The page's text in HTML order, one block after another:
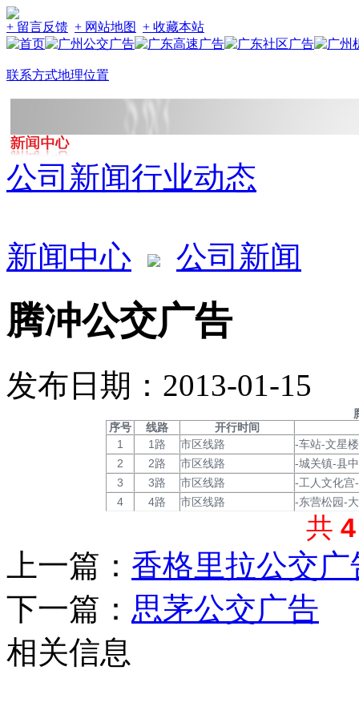
+ 留言反馈 + 网站地图 + 收藏本站
联系方式地理位置
公司新闻行业动态
新闻中心 公司新闻
腾冲公交广告
发布日期：2013-01-15
序号
线路
开行时间
1
1路 市区线路
-车站-文星
2
2路 市区线路
-城关镇-县
3
3路 市区线路
-工人文化宫
4
4路 市区线路 -东营松园-
共
上一篇： 香格里拉公交广
下一篇： 思茅公交广告
相关信息